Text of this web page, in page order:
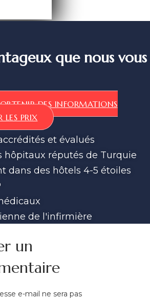
que nous vous
DES INFORMATIONS
LES PRIX
et évalués
hôpitaux réputés de Turquie
dans des hôtels 4-5 étoiles
de l'infirmière
un
e-mail ne sera pas